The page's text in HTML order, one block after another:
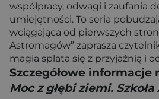
współpracy, odwagi i zaufania
umiejętności. To seria
wciągająca od pierwszych stron!
Astromagów” zaprasza
magia splata się z przyjaźnią i
Szczegółowe informacje
Moc z głębi ziemi.